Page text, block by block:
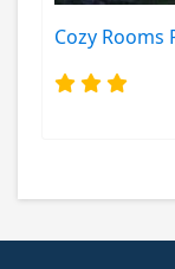
Cozy Rooms